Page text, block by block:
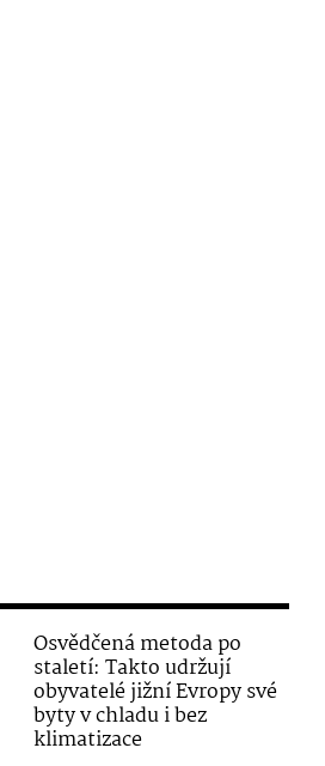
Osvědčená metoda po
staletí: Takto udržují
obyvatelé jižní Evropy své
byty v chladu i bez
klimatizace